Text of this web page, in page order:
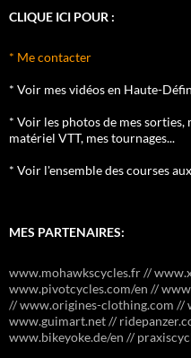
CLIQUE ICI POUR :
* Me contacter
* Voir mes vidéos en Haute-
* Voir les photos de mes sorties,
matériel VTT, mes tournages...
* Voir l'ensemble des courses
MES PARTENAIRES:
www.mohawkscycles.fr //
www.pivotcycles.com/en //
// www.origines-clothing.com //
www.guimart.net //
www.bikeyoke.de/en //